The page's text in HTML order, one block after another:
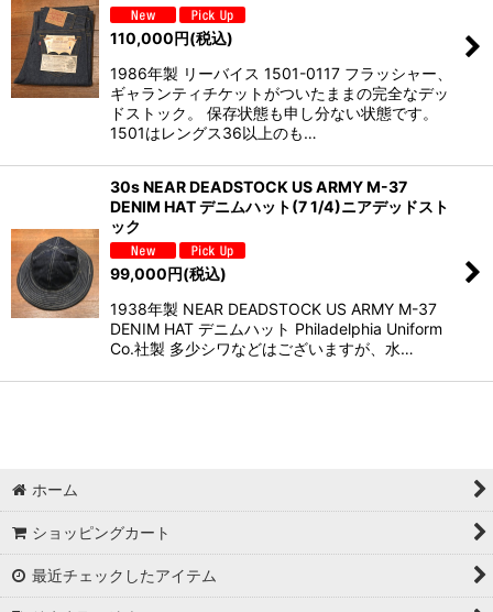
110,000円(税込)
1986年製 リーバイス 1501-0117 フラッシャー、
ギャランティチケットがついたままの完全なデッ
ドストック。 保存状態も申し分ない状態です。
1501はレングス36以上のも…
30s NEAR DEADSTOCK US ARMY M-37
DENIM HAT デニムハット(7 1/4)ニアデッドスト
ック
99,000円(税込)
1938年製 NEAR DEADSTOCK US ARMY M-37
DENIM HAT デニムハット Philadelphia Uniform
Co.社製 多少シワなどはございますが、水…
ホーム
ショッピングカート
最近チェックしたアイテム